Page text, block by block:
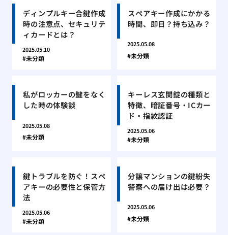
ディンプルキー合鍵作成
時の注意点、セキュリテ
ィカードとは？
2025.05.10
未分類
スペアキー作成にかかる
時間、即日？持ち込み？
2025.05.08
未分類
私がロッカーの鍵をなく
した時の体験談
2025.05.08
未分類
キーレス玄関錠の種類と
特徴、暗証番号・ICカー
ド・指紋認証
2025.05.06
未分類
鍵トラブルを防ぐ！スペ
アキーの必要性と保管方
法
2025.05.06
未分類
分譲マンションの鍵紛失
警察への届け出は必要？
2025.05.06
未分類